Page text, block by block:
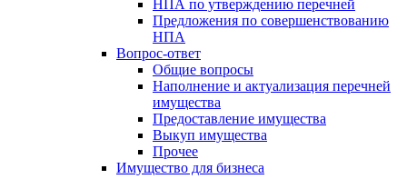
НПА по утверждению перечней
Предложения по совершенствованию
НПА
Вопрос-ответ
Общие вопросы
Наполнение и актуализация перечней
имущества
Предоставление имущества
Выкуп имущества
Прочее
Имущество для бизнеса